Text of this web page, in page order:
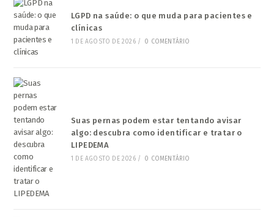
LGPD na saúde: o que muda para pacientes e
clínicas
1 DE AGOSTO DE 2026 / 0 COMENTÁRIO
Suas pernas podem estar tentando avisar
algo: descubra como identificar e tratar o
LIPEDEMA
1 DE AGOSTO DE 2026 / 0 COMENTÁRIO